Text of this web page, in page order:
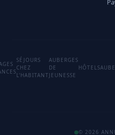
SÉJOURS
CHEZ
L'HABITANT
AUBERGES
DE
JEUNESSE
HÔTELS
© 2026